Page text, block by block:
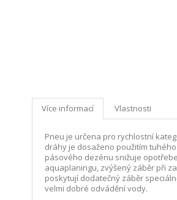
Více informací Vlastnosti
Pneu je určena pro rychlostní
dráhy je dosaženo použitím
pásového dezénu snižuje
aquaplaningu, zvýšený záběr při
poskytují dodatečný záběr
velmi dobré odvádění vody.